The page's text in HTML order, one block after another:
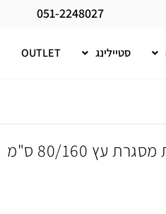
051-2248027
סטיילינג OUTLET
80/160 ס"מ